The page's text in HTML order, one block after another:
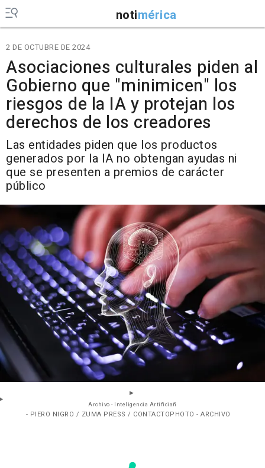
notimérica
2 DE OCTUBRE DE 2024
Asociaciones culturales piden al
Gobierno que "minimicen" los
riesgos de la IA y protejan los
derechos de los creadores
Las entidades piden que los productos
generados por la IA no obtengan ayudas ni
que se presenten a premios de carácter
público
Archivo - Inteligencia Artificiañ
- PIERO NIGRO / ZUMA PRESS / CONTACTOPHOTO - ARCHIVO